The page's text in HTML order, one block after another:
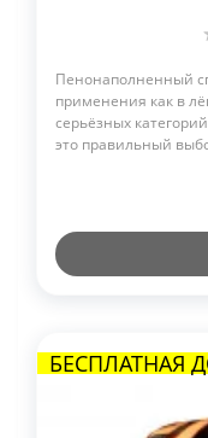
Пенонаполненный
применения как в
серьёзных
это правильный
БЕСПЛАТНАЯ